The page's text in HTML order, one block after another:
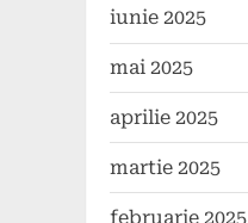
iunie 2025
mai 2025
aprilie 2025
martie 2025
februarie 2025